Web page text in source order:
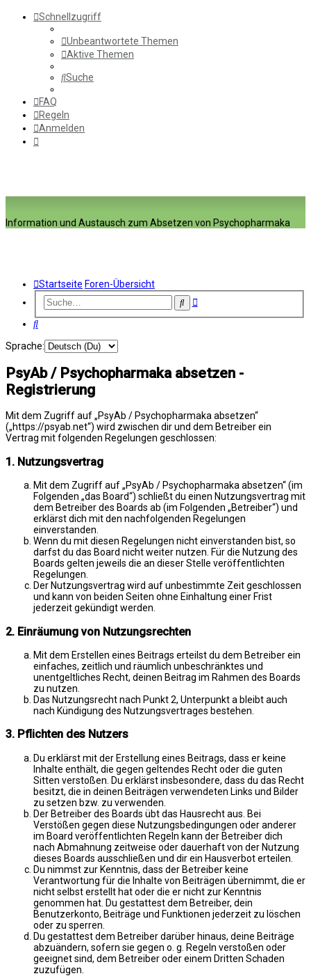
Schnellzugriff
Unbeantwortete Themen
Aktive Themen
Suche
FAQ
Regeln
Anmelden
Information und Austausch zum Absetzen von Psychopharmaka
Startseite Foren-Übersicht
SucheErweiterte
Suche
Sprache:
PsyAb / Psychopharmaka absetzen -
Registrierung
Mit dem Zugriff auf „PsyAb / Psychopharmaka absetzen“
(„https://psyab.net“) wird zwischen dir und dem Betreiber ein
Vertrag mit folgenden Regelungen geschlossen:
1. Nutzungsvertrag
Mit dem Zugriff auf „PsyAb / Psychopharmaka absetzen“ (im
Folgenden „das Board“) schließt du einen Nutzungsvertrag mit
dem Betreiber des Boards ab (im Folgenden „Betreiber“) und
erklärst dich mit den nachfolgenden Regelungen
einverstanden.
Wenn du mit diesen Regelungen nicht einverstanden bist, so
darfst du das Board nicht weiter nutzen. Für die Nutzung des
Boards gelten jeweils die an dieser Stelle veröffentlichten
Regelungen.
Der Nutzungsvertrag wird auf unbestimmte Zeit geschlossen
und kann von beiden Seiten ohne Einhaltung einer Frist
jederzeit gekündigt werden.
2. Einräumung von Nutzungsrechten
Mit dem Erstellen eines Beitrags erteilst du dem Betreiber ein
einfaches, zeitlich und räumlich unbeschränktes und
unentgeltliches Recht, deinen Beitrag im Rahmen des Boards
zu nutzen.
Das Nutzungsrecht nach Punkt 2, Unterpunkt a bleibt auch
nach Kündigung des Nutzungsvertrages bestehen.
3. Pflichten des Nutzers
Du erklärst mit der Erstellung eines Beitrags, dass er keine
Inhalte enthält, die gegen geltendes Recht oder die guten
Sitten verstoßen. Du erklärst insbesondere, dass du das Recht
besitzt, die in deinen Beiträgen verwendeten Links und Bilder
zu setzen bzw. zu verwenden.
Der Betreiber des Boards übt das Hausrecht aus. Bei
Verstößen gegen diese Nutzungsbedingungen oder anderer
im Board veröffentlichten Regeln kann der Betreiber dich
nach Abmahnung zeitweise oder dauerhaft von der Nutzung
dieses Boards ausschließen und dir ein Hausverbot erteilen.
Du nimmst zur Kenntnis, dass der Betreiber keine
Verantwortung für die Inhalte von Beiträgen übernimmt, die er
nicht selbst erstellt hat oder die er nicht zur Kenntnis
genommen hat. Du gestattest dem Betreiber, dein
Benutzerkonto, Beiträge und Funktionen jederzeit zu löschen
oder zu sperren.
Du gestattest dem Betreiber darüber hinaus, deine Beiträge
abzuändern, sofern sie gegen o. g. Regeln verstoßen oder
geeignet sind, dem Betreiber oder einem Dritten Schaden
zuzufügen.